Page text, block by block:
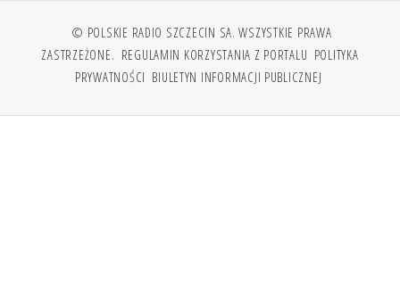
© POLSKIE RADIO SZCZECIN SA. WSZYSTKIE PRAWA
ZASTRZEŻONE. REGULAMIN KORZYSTANIA Z PORTALU POLITYKA
PRYWATNOŚCI BIULETYN INFORMACJI PUBLICZNEJ